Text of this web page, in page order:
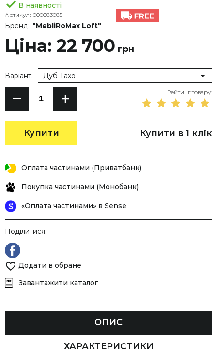
В наявності
Артикул: 000083085
Бренд: "MebliRoMax Loft"
Ціна: 22 700 грн
Купити
Варіант: Дуб Тахо
Рейтинг товару:
Купити в 1 клік
Оплата частинами (Приватбанк)
Покупка частинами (Монобанк)
«Оплата частинами» в Sense
Поділитися:
Додати в обране
Завантажити каталог
ОПИС
ХАРАКТЕРИСТИКИ